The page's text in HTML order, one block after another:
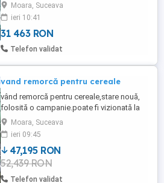
unul asfaltat și la celălalt asfaltul se află la
50 metri. Utilități în zona: -Energie electrica
...
Moara, Suceava
ieri 10:41
31 463 RON
Telefon validat
vand remorcă pentru cereale
vând remorcă pentru cereale,stare nouă,
folosită o campanie.poate fi vizionată la
locația din satul Frumoasa, județul
Suceava! relații la telefon:
Moara, Suceava
ieri 09:45
47,195 RON
52,439 RON
Telefon validat